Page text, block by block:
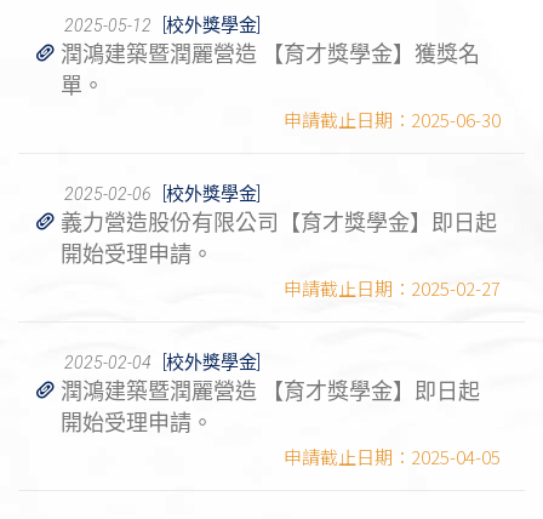
2025-05-12 [校外獎學金]
潤鴻建築暨潤麗營造 【育才獎學金】獲獎名
單。
2025-06-30
2025-02-06 [校外獎學金]
義力營造股份有限公司【育才獎學金】即日起
開始受理申請。
2025-02-27
2025-02-04 [校外獎學金]
潤鴻建築暨潤麗營造 【育才獎學金】即日起
開始受理申請。
2025-04-05